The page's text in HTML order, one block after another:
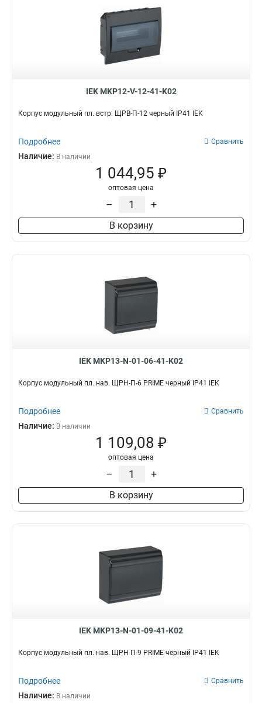
IEK MKP12-V-12-41-K02
Корпус модульный пл. встр. ЩРВ-П-12 черный IP41 IEK
Подробнее Сравнить
Наличие: В наличии
1 044,95 ₽
оптовая цена
– +
В корзину
IEK MKP13-N-01-06-41-K02
Корпус модульный пл. нав. ЩРН-П-6 PRIME черный IP41 IEK
Подробнее Сравнить
Наличие: В наличии
1 109,08 ₽
оптовая цена
– +
В корзину
IEK MKP13-N-01-09-41-K02
Корпус модульный пл. нав. ЩРН-П-9 PRIME черный IP41 IEK
Подробнее Сравнить
Наличие: В наличии